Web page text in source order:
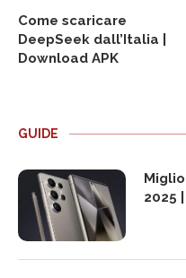
Come scaricare
DeepSeek dall’Italia |
Download APK
GUIDE
2025